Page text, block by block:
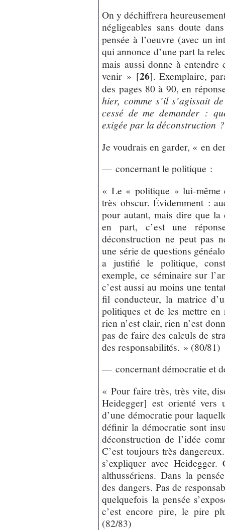
On y déchiffrera
négligeables sans doute
pensée à l’oeuvre (avec un
qui annonce d’une part la
mais aussi donne à
venir » [26]. Exemplaire,
des pages 80 à 90, en
hier, comme s’il s’agissait
cessé de me demander :
exigée par la déconstruction ?
Je voudrais en garder, « en
— concernant le politique :
« Le « politique » lui-même
très obscur. Évidemment :
pour autant, mais dire que
en part, c’est une
déconstruction ne peut pas
une série de questions
a justifié le politique,
exemple, ce séminaire sur
c’est aussi au moins une
fil conducteur, la matrice
politiques et de les mettre en
rien n’est clair, rien n’est
pas de faire des calculs de
des responsabilités. » (80/81)
— concernant démocratie et
« Pour faire très, très vite,
Heidegger] est orienté vers
d’une démocratie pour
définir la démocratie sont
déconstruction de l’idée
C’est toujours très
s’expliquer avec
althussériens. Dans la
des dangers. Pas de
quelquefois la pensée
c’est encore pire, le pire
(82/83)